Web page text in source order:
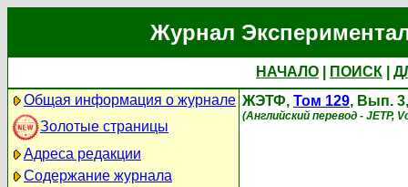
Журнал
НАЧАЛО ПОИСК
Общая информация о журнале
Золотые страницы
Адреса редакции
Содержание журнала
ЖЭТФ, Том 129, Вып.
(Английский перевод - JETP,